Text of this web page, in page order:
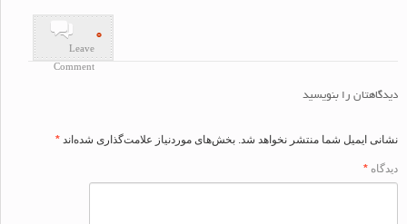
Leave
Comment
را بنویسید
ایمیل شما منتشر نخواهد شد. بخش‌های موردنیاز علامت‌گذاری شده‌اند*
*